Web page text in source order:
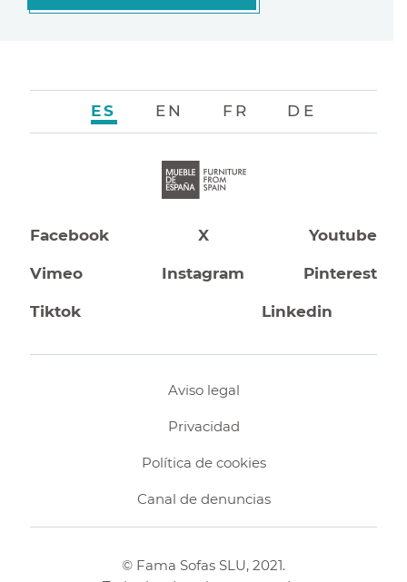
Facebook X Youtube
Vimeo Instagram Pinterest
Tiktok Linkedin
ES EN FR DE
© Fama Sofas SLU, 2021.
Aviso legal
Privacidad
Política de cookies
Canal de denuncias